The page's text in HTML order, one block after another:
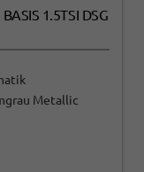
BASIS 1.5TSI DSG
Metallic